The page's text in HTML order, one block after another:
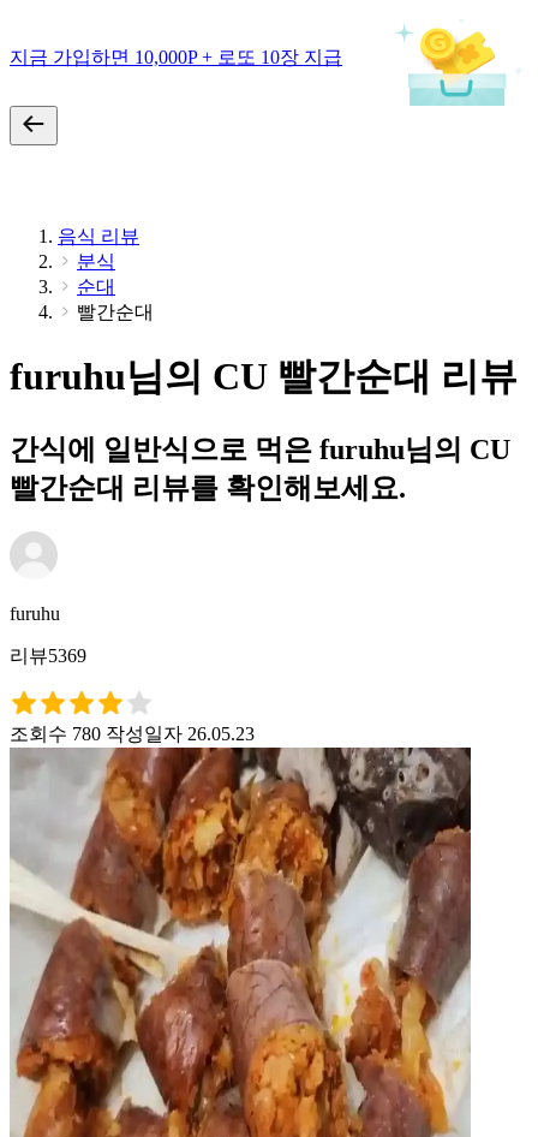
지금 가입하면 10,000P + 로또 10장 지급
음식 리뷰
분식
순대
빨간순대
furuhu님의 CU 빨간순대 리뷰
간식에 일반식으로 먹은 furuhu님의 CU
빨간순대 리뷰를 확인해보세요.
furuhu
리뷰5369
조회수 780 작성일자 26.05.23